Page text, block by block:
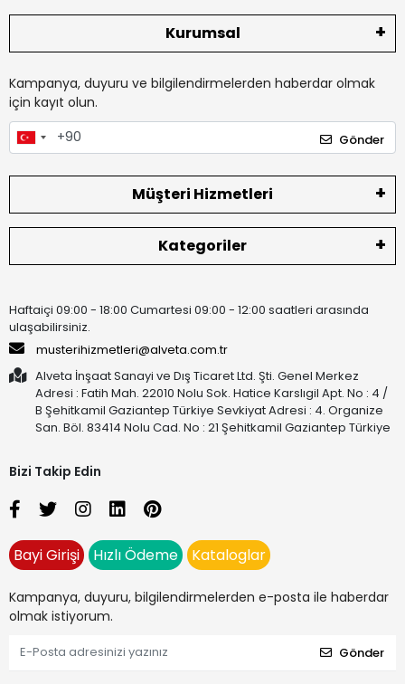
Kurumsal
Kampanya, duyuru ve bilgilendirmelerden haberdar olmak
için kayıt olun.
Gönder
Müşteri Hizmetleri
Kategoriler
Haftaiçi 09:00 - 18:00 Cumartesi 09:00 - 12:00 saatleri arasında
ulaşabilirsiniz.
musterihizmetleri@alveta.com.tr
Alveta İnşaat Sanayi ve Dış Ticaret Ltd. Şti. Genel Merkez
Adresi : Fatih Mah. 22010 Nolu Sok. Hatice Karslıgil Apt. No : 4 /
B Şehitkamil Gaziantep Türkiye Sevkiyat Adresi : 4. Organize
San. Böl. 83414 Nolu Cad. No : 21 Şehitkamil Gaziantep Türkiye
Bizi Takip Edin
Bayi Girişi Hızlı Ödeme Kataloglar
Kampanya, duyuru, bilgilendirmelerden e-posta ile haberdar
olmak istiyorum.
Gönder